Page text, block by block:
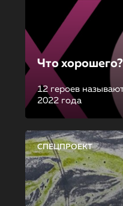
Что хорошего?
12 героев
2022 года
СПЕЦПРОЕКТ